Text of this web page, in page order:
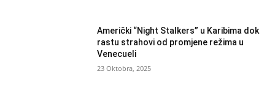
Američki “Night Stalkers” u Karibima dok
rastu strahovi od promjene režima u
Venecueli
23 Oktobra, 2025